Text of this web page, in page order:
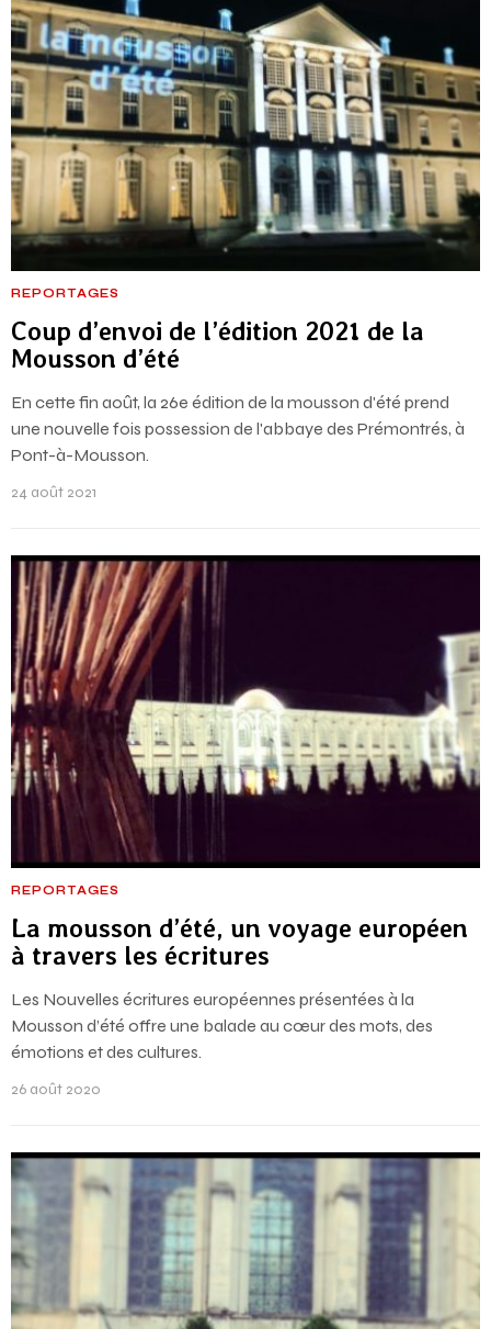
REPORTAGES
Coup d’envoi de l’édition 2021 de la
Mousson d’été
En cette fin août, la 26e édition de la mousson d'été prend
une nouvelle fois possession de l'abbaye des Prémontrés, à
Pont-à-Mousson.
24 août 2021
REPORTAGES
La mousson d’été, un voyage européen
à travers les écritures
Les Nouvelles écritures européennes présentées à la
Mousson d’été offre une balade au cœur des mots, des
émotions et des cultures.
26 août 2020